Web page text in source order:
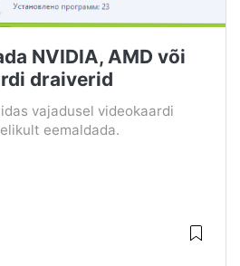
NVIDIA, AMD või
draiverid
vajadusel videokaardi
eemaldada.